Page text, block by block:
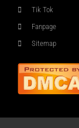
Tik Tok
Fanpage
Sitemap